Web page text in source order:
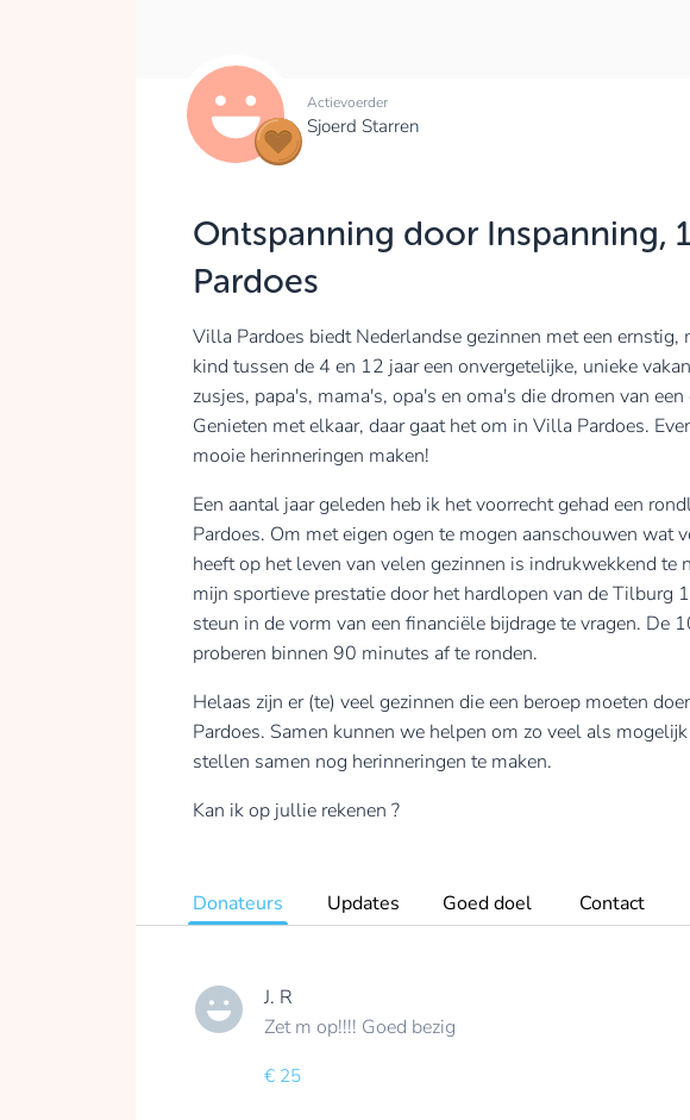
Actievoerder
Sjoerd Starren
Ontspanning door Inspanning,
Pardoes
Villa Pardoes biedt Nederlandse gezinnen met een
kind tussen de 4 en 12 jaar een onvergetelijke, unieke
zusjes, papa's, mama's, opa's en oma's die dromen van
Genieten met elkaar, daar gaat het om in Villa Pardoes.
mooie herinneringen maken!
Een aantal jaar geleden heb ik het voorrecht gehad een
Pardoes. Om met eigen ogen te mogen aanschouwen wat
heeft op het leven van velen gezinnen is indrukwekkend te
mijn sportieve prestatie door het hardlopen van de
steun in de vorm van een financiële bijdrage te vragen. De
proberen binnen 90 minutes af te ronden.
Helaas zijn er (te) veel gezinnen die een beroep moeten
Pardoes. Samen kunnen we helpen om zo veel als
stellen samen nog herinneringen te maken.
Kan ik op jullie rekenen ?
Donateurs Updates Goed doel Contact
J. R
Zet m op!!!! Goed bezig
€ 25